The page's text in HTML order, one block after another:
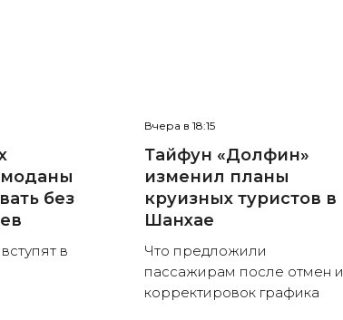
без
в
Вчера в 18:15
Тайфун «Долфин»
изменил планы
круизных туристов в
Шанхае
Что предложили
пассажирам после отмен и
корректировок графика